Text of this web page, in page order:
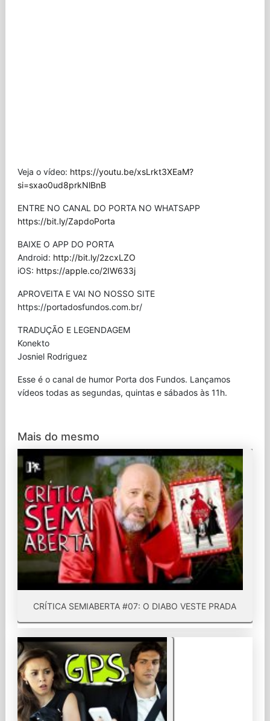
Veja o vídeo: https://youtu.be/xsLrkt3XEaM?
si=sxao0ud8prkNlBnB
ENTRE NO CANAL DO PORTA NO WHATSAPP
https://bit.ly/ZapdoPorta
BAIXE O APP DO PORTA
Android: http://bit.ly/2zcxLZO
iOS: https://apple.co/2IW633j
APROVEITA E VAI NO NOSSO SITE
⁠https://portadosfundos.com.br/
TRADUÇÃO E LEGENDAGEM
Konekto
Josniel Rodriguez
Esse é o canal de humor Porta dos Fundos. Lançamos
vídeos todas as segundas, quintas e sábados às 11h.
Mais do mesmo
CRÍTICA SEMIABERTA #07: O DIABO VESTE PRADA